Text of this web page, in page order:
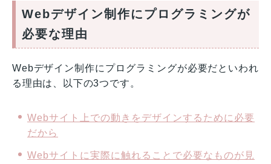
Webデザイン制作にプログラミングが
必要な理由
Webデザイン制作にプログラミングが必要だといわれ
る理由は、以下の3つです。
Webサイト上での動きをデザインするために必要
だから
Webサイトに実際に触れることで必要なものが見